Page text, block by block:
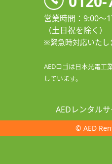
営業時間：9:00〜
（⼟⽇祝を除く）
※緊急時対応いたし
AEDロゴは日本光電工
しています。
利⽤規約
プライバシーポリシー
AEDレンタル
© AED